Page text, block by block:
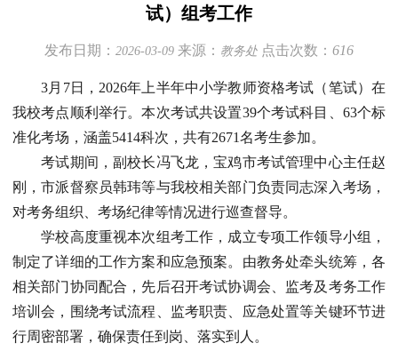
试）组考工作
发布日期： 2026-03-09 来源： 教务处 点击次数： 616
3月7日，2026年上半年中小学教师资格考试（笔试）在
我校考点顺利举行。本次考试共设置39个考试科目、63个标
准化考场，涵盖5414科次，共有2671名考生参加。
考试期间，副校长冯飞龙，宝鸡市考试管理中心主任赵
刚，市派督察员韩玮等与我校相关部门负责同志深入考场，
对考务组织、考场纪律等情况进行巡查督导。
学校高度重视本次组考工作，成立专项工作领导小组，
制定了详细的工作方案和应急预案。由教务处牵头统筹，各
相关部门协同配合，先后召开考试协调会、监考及考务工作
培训会，围绕考试流程、监考职责、应急处置等关键环节进
行周密部署，确保责任到岗、落实到人。